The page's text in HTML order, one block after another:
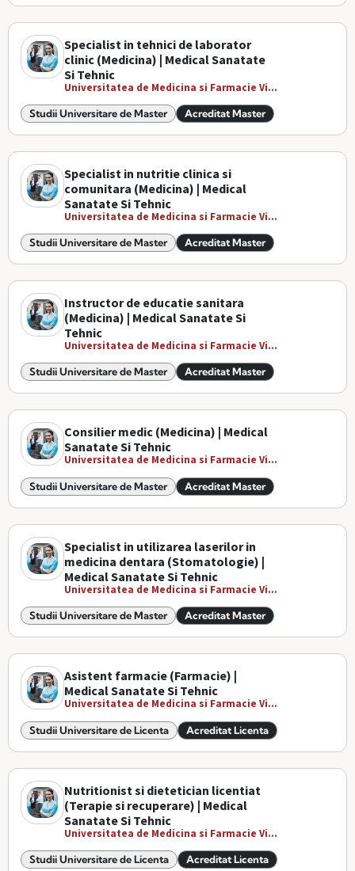
Specialist in tehnici de laborator
clinic (Medicina) | Medical Sanatate
Si Tehnic
Universitatea de Medicina si Farmacie Vi...
Studii Universitare de Master Acreditat Master
Specialist in nutritie clinica si
comunitara (Medicina) | Medical
Sanatate Si Tehnic
Universitatea de Medicina si Farmacie Vi...
Studii Universitare de Master Acreditat Master
Instructor de educatie sanitara
(Medicina) | Medical Sanatate Si
Tehnic
Universitatea de Medicina si Farmacie Vi...
Studii Universitare de Master Acreditat Master
Consilier medic (Medicina) | Medical
Sanatate Si Tehnic
Universitatea de Medicina si Farmacie Vi...
Studii Universitare de Master Acreditat Master
Specialist in utilizarea laserilor in
medicina dentara (Stomatologie) |
Medical Sanatate Si Tehnic
Universitatea de Medicina si Farmacie Vi...
Studii Universitare de Master Acreditat Master
Asistent farmacie (Farmacie) |
Medical Sanatate Si Tehnic
Universitatea de Medicina si Farmacie Vi...
Studii Universitare de Licenta Acreditat Licenta
Nutritionist si dietetician licentiat
(Terapie si recuperare) | Medical
Sanatate Si Tehnic
Universitatea de Medicina si Farmacie Vi...
Studii Universitare de Licenta Acreditat Licenta